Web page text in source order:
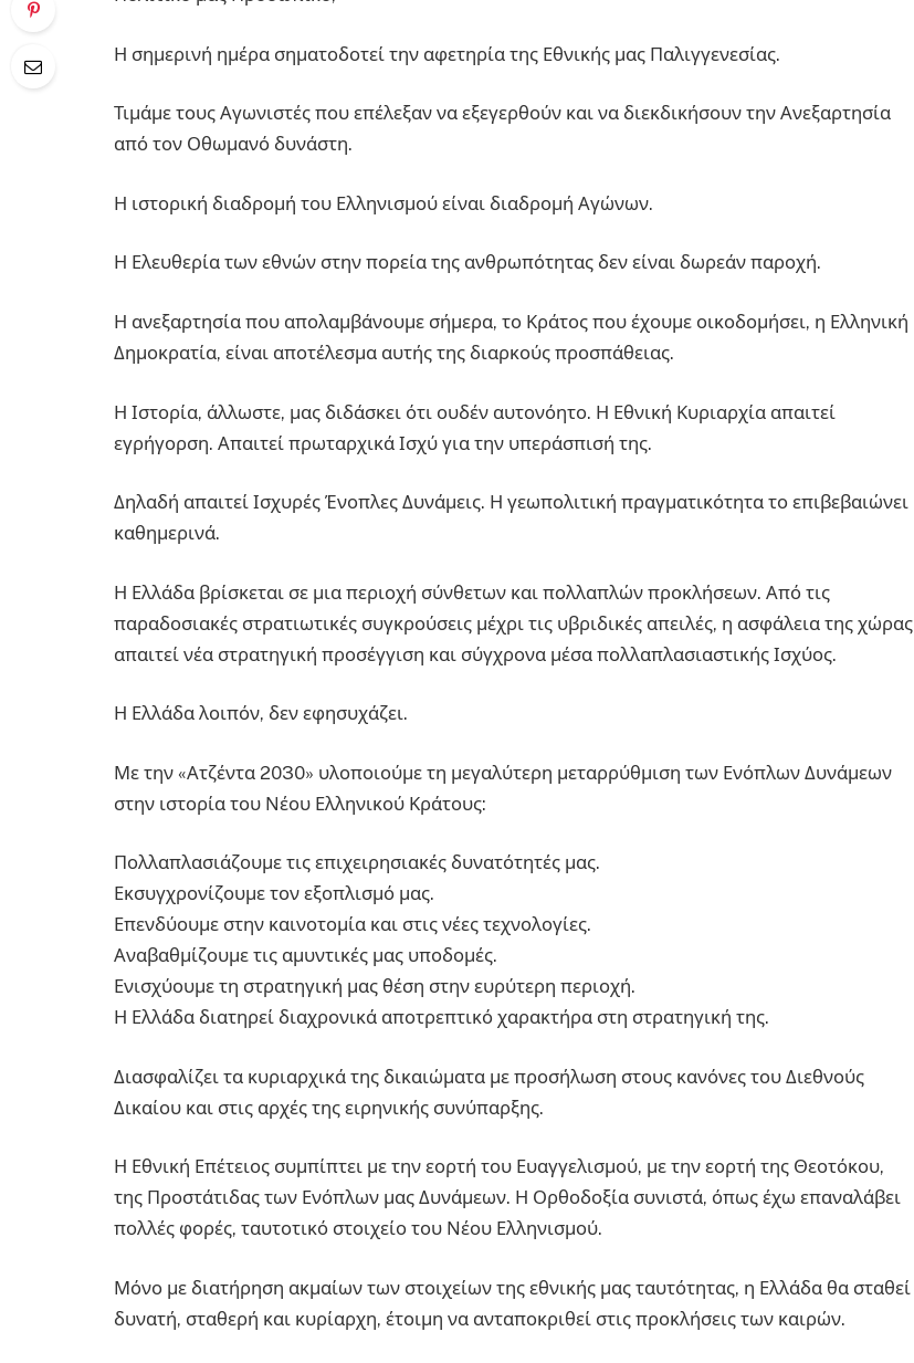
Η σημερινή ημέρα σηματοδοτεί την αφετηρία της Εθνικής μας Παλιγγενεσίας.
Τιμάμε τους Αγωνιστές που επέλεξαν να εξεγερθούν και να διεκδικήσουν την Ανεξαρτησία
από τον Οθωμανό δυνάστη.
Η ιστορική διαδρομή του Ελληνισμού είναι διαδρομή Αγώνων.
Η Ελευθερία των εθνών στην πορεία της ανθρωπότητας δεν είναι δωρεάν παροχή.
Η ανεξαρτησία που απολαμβάνουμε σήμερα, το Κράτος που έχουμε οικοδομήσει, η Ελληνική
Δημοκρατία, είναι αποτέλεσμα αυτής της διαρκούς προσπάθειας.
Η Ιστορία, άλλωστε, μας διδάσκει ότι ουδέν αυτονόητο. Η Εθνική Κυριαρχία απαιτεί
εγρήγορση. Απαιτεί πρωταρχικά Ισχύ για την υπεράσπισή της.
Δηλαδή απαιτεί Ισχυρές Ένοπλες Δυνάμεις. Η γεωπολιτική πραγματικότητα το επιβεβαιώνει
καθημερινά.
Η Ελλάδα βρίσκεται σε μια περιοχή σύνθετων και πολλαπλών προκλήσεων. Από τις
παραδοσιακές στρατιωτικές συγκρούσεις μέχρι τις υβριδικές απειλές, η ασφάλεια της χώρας
απαιτεί νέα στρατηγική προσέγγιση και σύγχρονα μέσα πολλαπλασιαστικής Ισχύος.
Η Ελλάδα λοιπόν, δεν εφησυχάζει.
Με την «Ατζέντα 2030» υλοποιούμε τη μεγαλύτερη μεταρρύθμιση των Ενόπλων Δυνάμεων
στην ιστορία του Νέου Ελληνικού Κράτους:
Πολλαπλασιάζουμε τις επιχειρησιακές δυνατότητές μας.
Εκσυγχρονίζουμε τον εξοπλισμό μας.
Επενδύουμε στην καινοτομία και στις νέες τεχνολογίες.
Αναβαθμίζουμε τις αμυντικές μας υποδομές.
Ενισχύουμε τη στρατηγική μας θέση στην ευρύτερη περιοχή.
Η Ελλάδα διατηρεί διαχρονικά αποτρεπτικό χαρακτήρα στη στρατηγική της.
Διασφαλίζει τα κυριαρχικά της δικαιώματα με προσήλωση στους κανόνες του Διεθνούς
Δικαίου και στις αρχές της ειρηνικής συνύπαρξης.
Η Εθνική Επέτειος συμπίπτει με την εορτή του Ευαγγελισμού, με την εορτή της Θεοτόκου,
της Προστάτιδας των Ενόπλων μας Δυνάμεων. Η Ορθοδοξία συνιστά, όπως έχω επαναλάβει
πολλές φορές, ταυτοτικό στοιχείο του Νέου Ελληνισμού.
Μόνο με διατήρηση ακμαίων των στοιχείων της εθνικής μας ταυτότητας, η Ελλάδα θα σταθεί
δυνατή, σταθερή και κυρίαρχη, έτοιμη να ανταποκριθεί στις προκλήσεις των καιρών.